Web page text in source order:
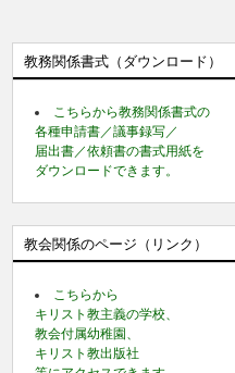
教務関係書式（ダウンロード）
こちらから教務関係書式の
各種申請書／議事録写／
届出書／依頼書の書式用紙を
ダウンロードできます。
教会関係のページ（リンク）
こちらから
キリスト教主義の学校、
教会付属幼稚園、
キリスト教出版社